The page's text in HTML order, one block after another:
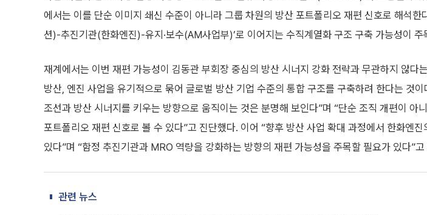
에서는 이를 단순 이미지 쇄신 수준이 아니라 그룹 차원의 방산 포트폴리오 재편 신호로 해석한
션)-추진기관(한화엔진)-유지·보수(AM사업부)’로 이어지는 수직계열화 구조 구축 가능성이 주
재계에서는 이번 재편 가능성이 김동관 부회장 중심의 방산 시너지 강화 전략과 무관하지 않다
방산, 엔진 사업을 유기적으로 묶어 글로벌 방산 기업 수준의 통합 구조를 구축하려 한다는 것
조선과 방산 시너지를 키우는 방향으로 움직이는 것은 분명해 보인다”며 “단순 조직 개편이 아
포트폴리오 재편 신호로 볼 수 있다”고 진단했다. 이어 “향후 방산 사업 확대 과정에서 한화엔진
있다”며 “함정 추진기관과 MRO 역량을 강화하는 방향의 재편 가능성을 주목할 필요가 있다”고
관련 뉴스